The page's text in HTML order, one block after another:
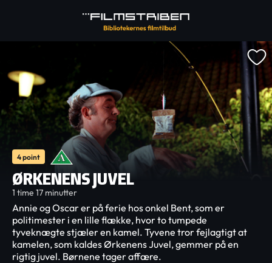
4 point
ØRKENENS JUVEL
1 time 17 minutter
Annie og Oscar er på ferie hos onkel Bent, som er
politimester i en lille flække, hvor to tumpede
tyveknægte stjæler en kamel. Tyvene tror fejlagtigt at
kamelen, som kaldes Ørkenens Juvel, gemmer på en
rigtig juvel. Børnene tager affære.